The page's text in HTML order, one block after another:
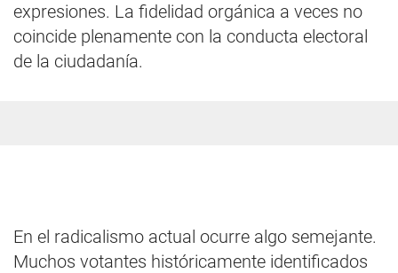
expresiones. La fidelidad orgánica a veces no
coincide plenamente con la conducta electoral
de la ciudadanía.
En el radicalismo actual ocurre algo semejante.
Muchos votantes históricamente identificados